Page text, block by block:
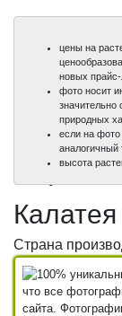
100%
100%
100%
цены на
новых
фото носит
значительно
природных
если на
аналогичный
высота
Страна
что все
сайта.